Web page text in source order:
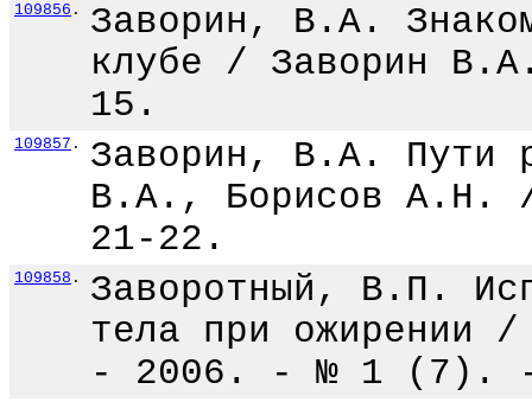
109856 .
Заворин, В.А.
клубе / Заворин
15.
109857 .
Заворин, В.А. Пути
В.А., Борисов А.Н.
21-22.
109858 .
Заворотный, В.П.
тела при ожирении
- 2006. - № 1 (7).